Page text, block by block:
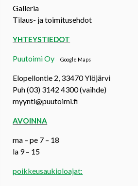
Galleria
Tilaus- ja toimitusehdot
YHTEYSTIEDOT
Puutoimi OyGoogle Maps
Elopellontie 2, 33470 Ylöjärvi
Puh (03) 3142 4300 (vaihde)
myynti@puutoimi.fi
AVOINNA
ma – pe 7 – 18
la 9 – 15
poikkeusaukioloajat: